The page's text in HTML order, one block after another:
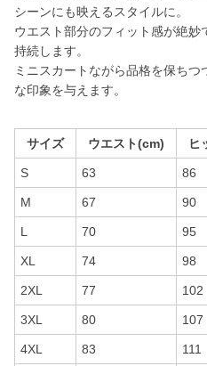
シーンにも映えるスタイルに。
ウエスト部分のフィット感が絶
持続します。
ミニスカートながら品格を保ちつ
な印象を与えます。
サイズ ウエスト(cm) ヒ
S 63 86
M 67 90
L 70 95
XL 74 98
2XL 77 102
3XL 80 107
4XL 83 111